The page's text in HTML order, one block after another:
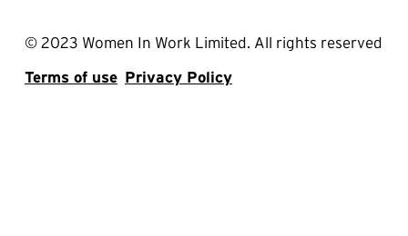
© 2023 Women In Work Limited. All rights reserved
Terms of use Privacy Policy